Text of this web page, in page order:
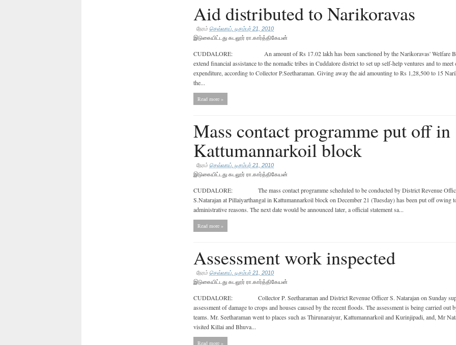
Aid distributed to Narikoravas
நேரம்செவ்வாய், டிசம்பர் 21, 2010
இடுகையிட்டது கடலூர் ரா.கார்த்திகேயன்
CUDDALORE: An amount of Rs 17.02 lakh has been sanctioned by the Narikoravas' Welfare
extend financial assistance to the nomadic tribes in Cuddalore district to set up self-help ventures and to
expenditure, according to Collector P.Seetharaman. Giving away the aid amounting to Rs 1,28,500 to 15
the...
Read more »
Mass contact programme put off in
Kattumannarkoil block
நேரம்செவ்வாய், டிசம்பர் 21, 2010
இடுகையிட்டது கடலூர் ரா.கார்த்திகேயன்
CUDDALORE: The mass contact programme scheduled to be conducted by District Revenue
S.Natarajan at Pillaiyarthangal in Kattumannarkoil block on December 21 (Tuesday) has been put off owing
administrative reasons. The next date would be announced later, a official statement sa...
Read more »
Assessment work inspected
நேரம்செவ்வாய், டிசம்பர் 21, 2010
இடுகையிட்டது கடலூர் ரா.கார்த்திகேயன்
CUDDALORE: Collector P. Seetharaman and District Revenue Officer S. Natarajan on Sunday
assessment of damage to crops and houses caused by the recent floods. The assessment is being carried out
teams. Mr. Seetharaman went to places such as Thirunaraiyur, Kattumannarkoil and Kurinjipadi, and, Mr
visited Killai and Bhuva...
Read more »